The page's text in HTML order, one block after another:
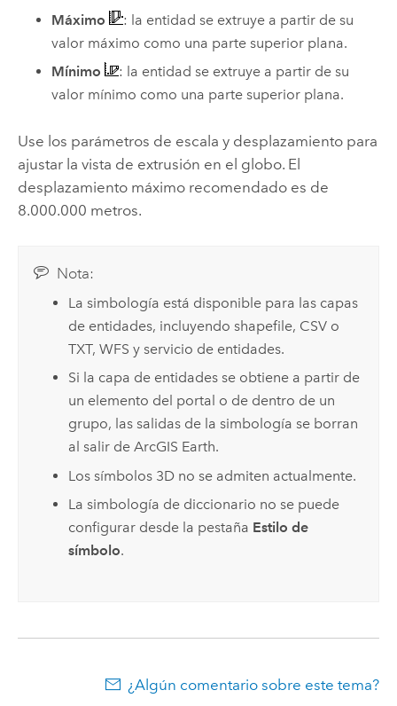
Máximo
: la entidad se extruye a partir de su
valor máximo como una parte superior plana.
Mínimo
: la entidad se extruye a partir de su
valor mínimo como una parte superior plana.
Use los parámetros de escala y desplazamiento para
ajustar la vista de extrusión en el globo. El
desplazamiento máximo recomendado es de
8.000.000 metros.
Nota:
La simbología está disponible para las capas
de entidades, incluyendo shapefile, CSV o
TXT, WFS y servicio de entidades.
Si la capa de entidades se obtiene a partir de
un elemento del portal o de dentro de un
grupo, las salidas de la simbología se borran
al salir de ArcGIS Earth.
Los símbolos 3D no se admiten actualmente.
La simbología de diccionario no se puede
configurar desde la pestaña Estilo de
símbolo.
¿Algún comentario sobre este tema?